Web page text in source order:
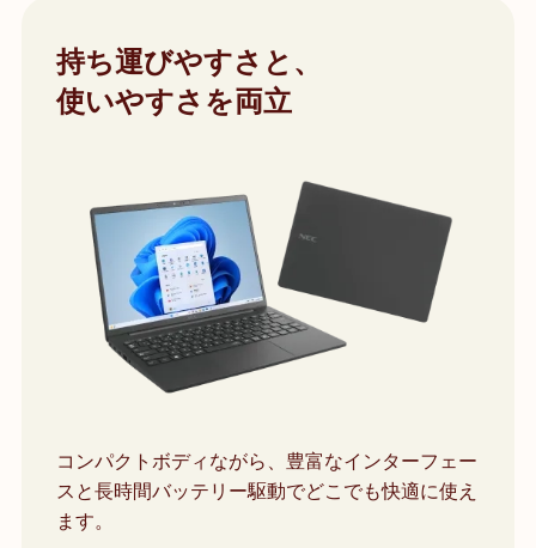
持ち運びやすさと、
使いやすさを両立
コンパクトボディながら、豊富なインターフェー
スと長時間バッテリー駆動でどこでも快適に使え
ます。